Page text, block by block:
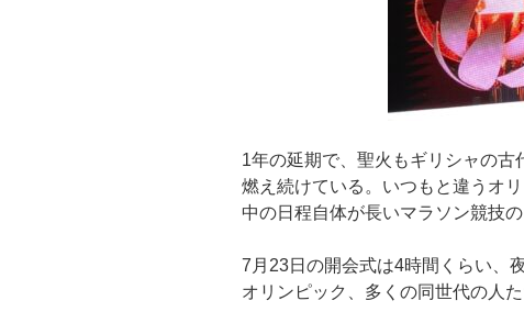
1年の延期で、聖火もギリシャの
燃え続けている。いつもと違うオ
中の日程自体が長いマラソン競技の
7月23日の開会式は4時間くらい、
オリンピック、多くの同世代の人